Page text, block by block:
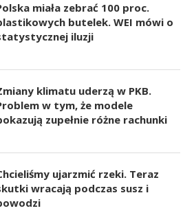
miała zebrać 100 proc.
butelek. WEI mówi o
iluzji
klimatu uderzą w PKB.
w tym, że modele
zupełnie różne rachunki
ujarzmić rzeki. Teraz
wracają podczas susz i